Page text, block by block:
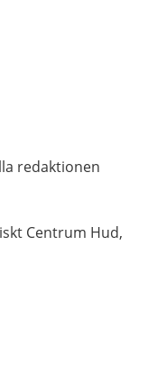
redaktionen
Centrum Hud,